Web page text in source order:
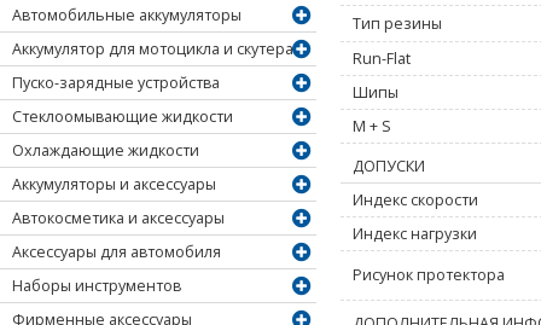
Автомобильные аккумуляторы
Аккумулятор для мотоцикла и скутера
Пуско-зарядные устройства
Стеклоомывающие жидкости
Охлаждающие жидкости
Аккумуляторы и аксессуары
Автокосметика и аксессуары
Аксессуары для автомобиля
Наборы инструментов
Фирменные аксессуары
Тип резины
Run-Flat
Шипы
M + S
ДОПУСКИ
Индекс скорости
Индекс нагрузки
Рисунок протектора